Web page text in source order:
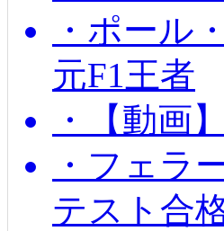
・ポール
元F1王者
・【動画
・フェラ
テスト合